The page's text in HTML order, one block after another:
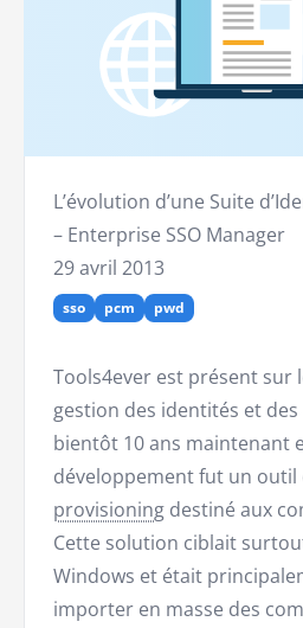
L’évolution d’une Suite
– Enterprise SSO Manager
29 avril 2013
sso pcm pwd
Tools4ever est présent sur
gestion des identités et des
bientôt 10 ans maintenant
développement fut un
provisioning destiné aux
Cette solution ciblait
Windows et était
importer en masse des